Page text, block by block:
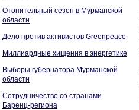
Отопительный сезон в Мурманской
области
Дело против активистов Greenpeace
Миллиардные хищения в энергетике
Выборы губернатора Мурманской
области
Сотрудничество со странами
Баренц-региона